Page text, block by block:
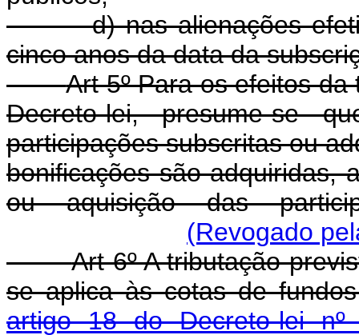
d) nas alienações
cinco anos da data da
Art 5º Para os efeitos
Decreto-lei, presume-se
participações subscritas ou
bonificações são adquiridas,
ou aquisição das
(Revogado
Art 6º A tributação
se aplica às cotas de
artigo 18 do Decreto-lei